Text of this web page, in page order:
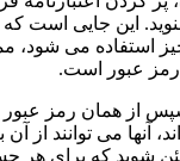
این جایی
چیز استفاده می
رمز عبور است.
نتفلیکس خود تنظیم
آنها می توانند
شوید که برای هر